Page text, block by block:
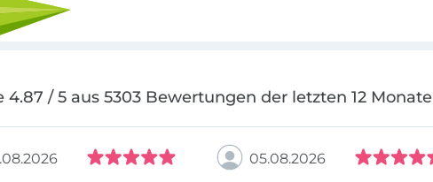
4.87 / 5 aus 5303 Bewertungen der letzten 12 Monate
05.08.2026